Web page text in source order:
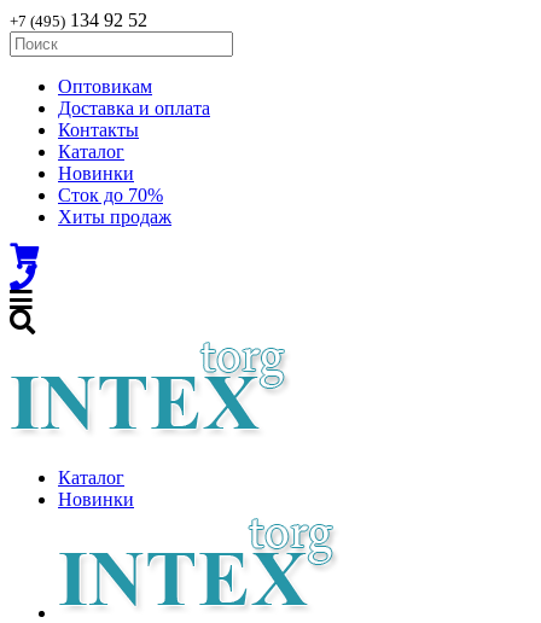
+7 (495) 134 92 52
Оптовикам
Доставка и оплата
Контакты
Каталог
Новинки
Сток до 70%
Хиты продаж
Каталог
Новинки